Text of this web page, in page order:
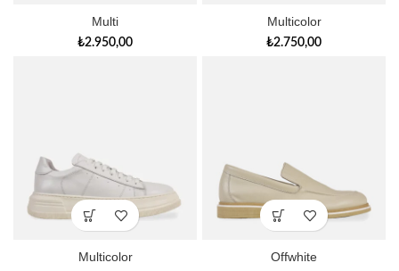
Multi
₺2.950,00
Multicolor
₺2.750,00
Multicolor Offwhite